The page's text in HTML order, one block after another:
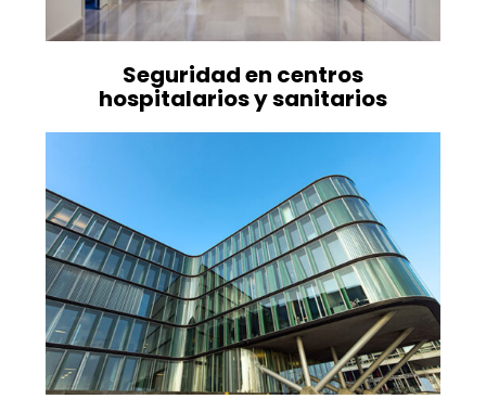
Seguridad en centros
hospitalarios y sanitarios